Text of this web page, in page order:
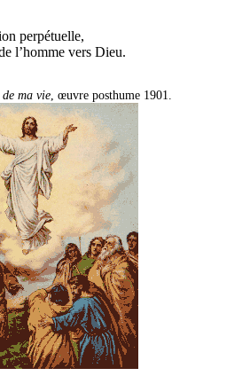
perpétuelle,
l’homme vers Dieu.
ma vie , œuvre posthume 1901.